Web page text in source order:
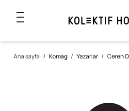
Ana sayfa / Komag / Yazarlar / Ceren